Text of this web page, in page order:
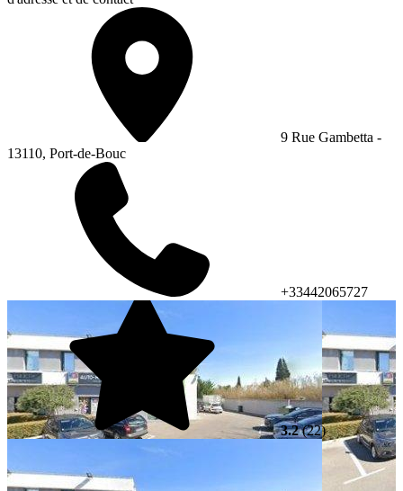
9 Rue Gambetta -
13110, Port-de-Bouc
+33442065727
3.2(22)